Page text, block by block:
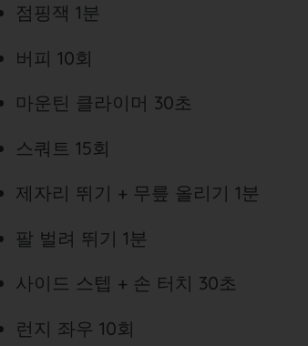
점핑잭 1분
버피 10회
마운틴 클라이머 30초
스쿼트 15회
제자리 뛰기 + 무릎 올리기 1분
팔 벌려 뛰기 1분
사이드 스텝 + 손 터치 30초
런지 좌우 10회